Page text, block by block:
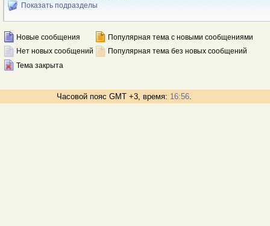
Показать подразделы
Новые сообщения
Популярная тема с новыми сообщениями
Нет новых сообщений
Популярная тема без новых сообщений
Тема закрыта
Часовой пояс GMT +3, время: 16:56.